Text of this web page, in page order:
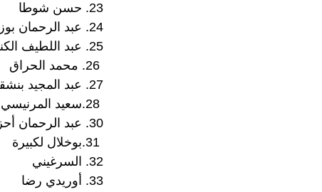
23. حسن شوطا
24. عبد الرحمان بوزيان
25. عبد اللطيف الكنزي
27. عبد المجيد بنشقرون
30. عبد الرحمان أحزكون
32. السرغيني
33. أوريدي رضا